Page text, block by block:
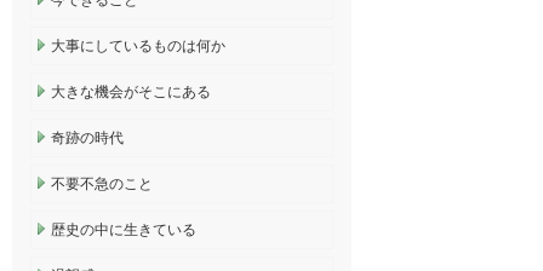
大事にしているものは何か
大きな機会がそこにある
奇跡の時代
不要不急のこと
歴史の中に生きている